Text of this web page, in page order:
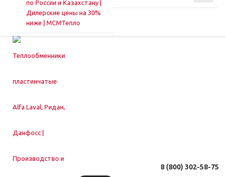
8 (800) 302-58-75